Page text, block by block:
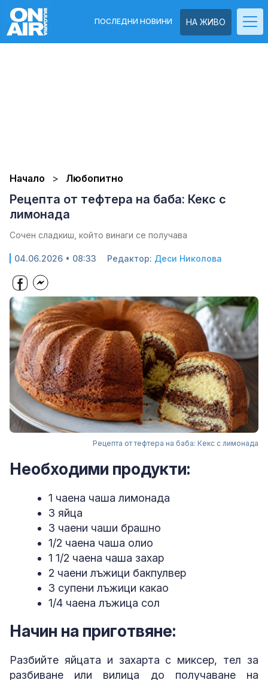
НА ЖИВО
ПОСЛЕДНИ НОВИНИ
Начало Любопитно
Рецепта от тефтера на баба: Кекс с
лимонада
Сочен сладкиш, който винаги се получава
04.06.2026 • 08:33 Редактор: Деси Николова
Рецепта от тефтера на баба: Кекс с лимонада
Необходими продукти:
1 чаена чаша лимонада
3 яйца
3 чаени чаши брашно
1/2 чаена чаша олио
1 1/2 чаена чаша захар
2 чаени лъжици бакпулвер
3 супени лъжици какао
1/4 чаена лъжица сол
Начин на приготвяне:
Разбийте яйцата и захарта с миксер, тел за
разбиване или вилица до получаване на